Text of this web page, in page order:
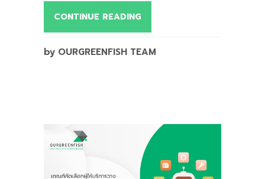
CONTINUE READING
by OURGREENFISH TEAM